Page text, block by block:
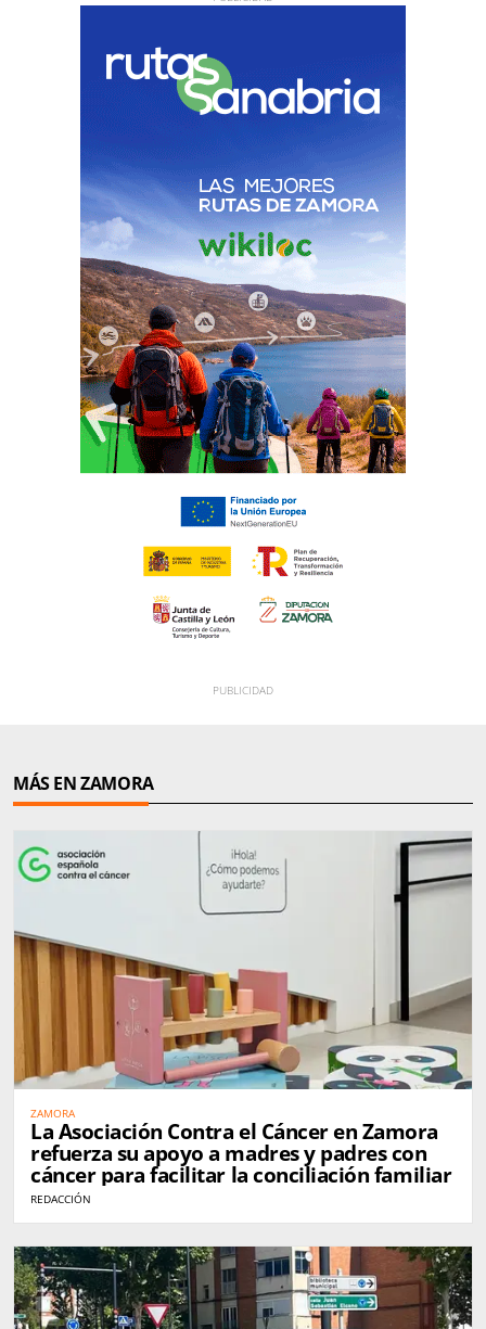
MÁS EN ZAMORA
ZAMORA
La Asociación Contra el Cáncer en Zamora
refuerza su apoyo a madres y padres con
cáncer para facilitar la conciliación familiar
REDACCIÓN